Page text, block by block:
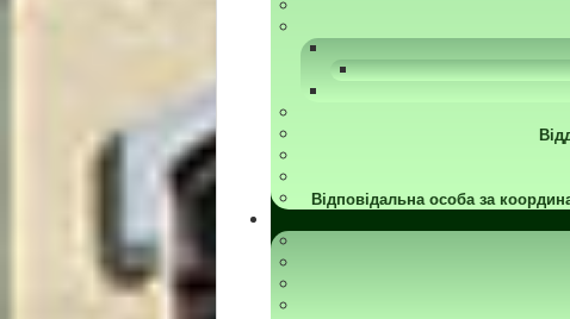
Відповідальна особа за